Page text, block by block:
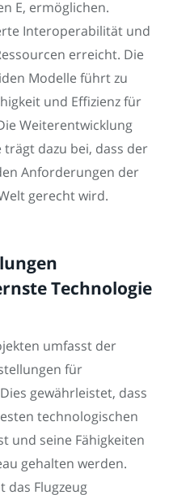
E, ermöglichen.
Interoperabilität und
erreicht. Die
Modelle führt zu
und Effizienz für
Weiterentwicklung
dazu bei, dass der
Anforderungen der
gerecht wird.
Technologie
umfasst der
für
gewährleistet, dass
technologischen
und seine Fähigkeiten
gehalten werden.
das Flugzeug